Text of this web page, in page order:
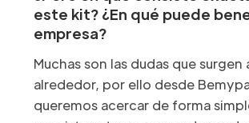
este kit? ¿En qué puede
empresa?
Muchas son las dudas que surgen
alrededor, por ello desde
queremos acercar de forma